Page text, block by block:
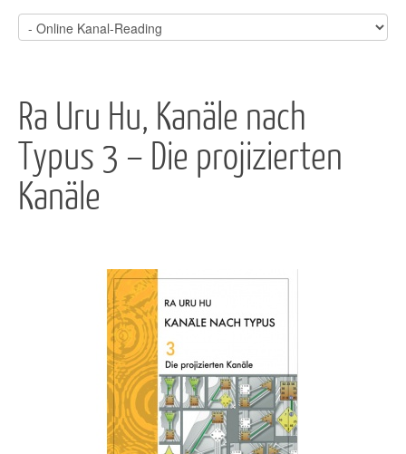
Ra Uru Hu, Kanäle nach
Typus 3 – Die projizierten
Kanäle